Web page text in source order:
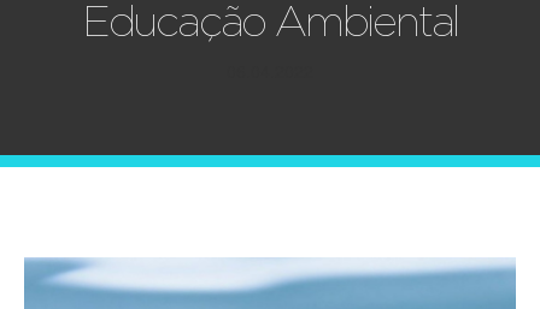
Educação Ambiental